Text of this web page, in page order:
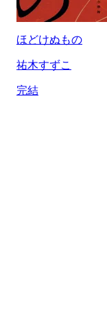
ほどけぬもの
祐木すずこ
完結